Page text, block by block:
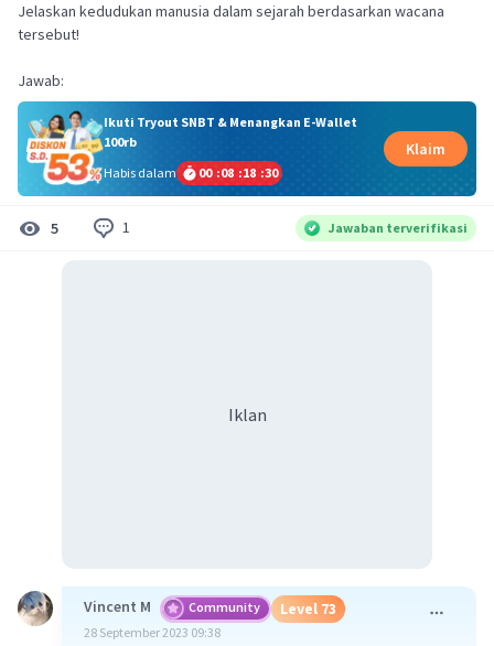
Jelaskan kedudukan manusia dalam sejarah berdasarkan wacana
tersebut!
Jawab:
Ikuti Tryout SNBT & Menangkan E-Wallet
100rb
Habis dalam
00 :08 :18 :29
Klaim
5 1 Jawaban terverifikasi
Iklan
Vincent M Community Level 73
28 September 2023 09:38